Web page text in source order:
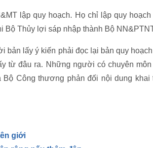
lập quy hoạch. Họ chỉ lập quy
Bộ Thủy lợi sáp nhập thành Bộ
bản lấy ý kiến phải đọc lại bản quy
từ đâu ra. Những người có chuyên
Bộ Công thương phản đối nội dung
giới